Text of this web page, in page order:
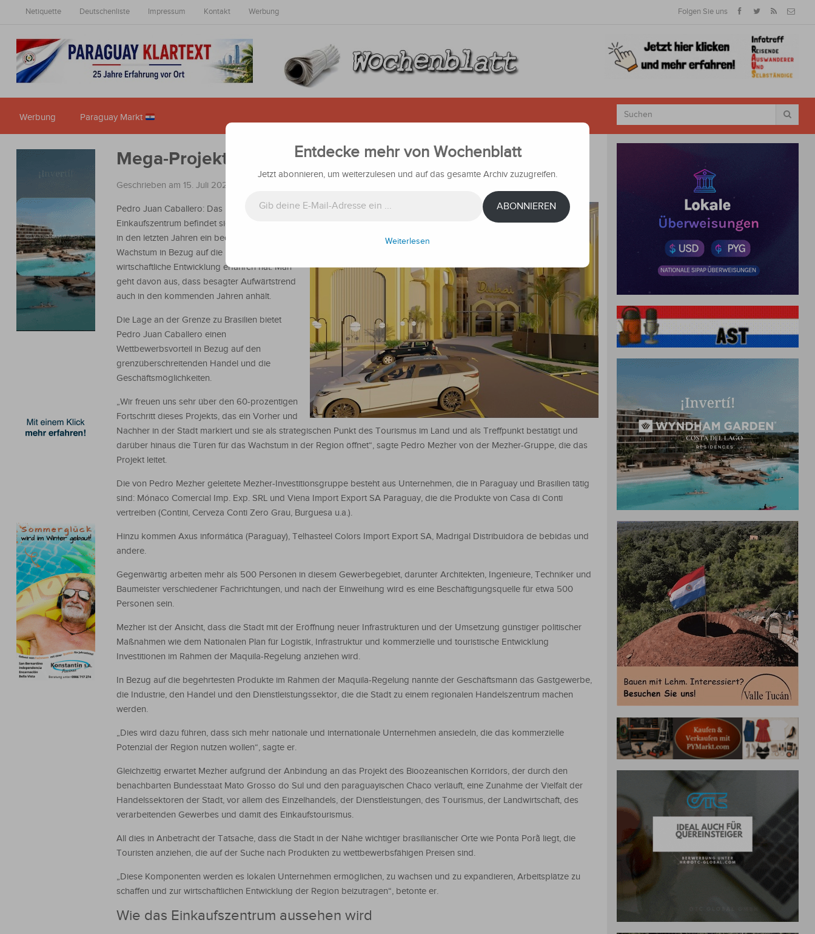
Netiquette Deutschenliste Impressum Kontakt Werbung Folgen Sie uns
Werbung Paraguay Markt
Mega-Projekt in PJC bald fertig
Geschrieben am 15. Juli 2023
Pedro Juan Caballero: Das künftige
Einkaufszentrum befindet sich in der Stadt, die
in den letzten Jahren ein bedeutendes
Wachstum in Bezug auf die kommerzielle und
wirtschaftliche Entwicklung erfahren hat. Man
geht davon aus, dass besagter Aufwärtstrend
auch in den kommenden Jahren anhält.
Die Lage an der Grenze zu Brasilien bietet
Pedro Juan Caballero einen
Wettbewerbsvorteil in Bezug auf den
grenzüberschreitenden Handel und die
Geschäftsmöglichkeiten.
„Wir freuen uns sehr über den 60-prozentigen
Fortschritt dieses Projekts, das ein Vorher und
Nachher in der Stadt markiert und sie als strategischen Punkt des Tourismus im Land und als Treffpunkt bestätigt und
darüber hinaus die Türen für das Wachstum in der Region öffnet“, sagte Pedro Mezher von der Mezher-Gruppe, die das
Projekt leitet.
Die von Pedro Mezher geleitete Mezher-Investitionsgruppe besteht aus Unternehmen, die in Paraguay und Brasilien tätig
sind: Mónaco Comercial Imp. Exp. SRL und Viena Import Export SA Paraguay, die die Produkte von Casa di Conti
vertreiben (Contini, Cerveza Conti Zero Grau, Burguesa u.a.).
Hinzu kommen Axus informática (Paraguay), Telhasteel Colors Import Export SA, Madrigal Distribuidora de bebidas und
andere.
Gegenwärtig arbeiten mehr als 500 Personen in diesem Gewerbegebiet, darunter Architekten, Ingenieure, Techniker und
Baumeister verschiedener Fachrichtungen, und nach der Einweihung wird es eine Beschäftigungsquelle für etwa 500
Personen sein.
Mezher ist der Ansicht, dass die Stadt mit der Eröffnung neuer Infrastrukturen und der Umsetzung günstiger politischer
Maßnahmen wie dem Nationalen Plan für Logistik, Infrastruktur und kommerzielle und touristische Entwicklung
Investitionen im Rahmen der Maquila-Regelung anziehen wird.
In Bezug auf die begehrtesten Produkte im Rahmen der Maquila-Regelung nannte der Geschäftsmann das Gastgewerbe,
die Industrie, den Handel und den Dienstleistungssektor, die die Stadt zu einem regionalen Handelszentrum machen
werden.
„Dies wird dazu führen, dass sich mehr nationale und internationale Unternehmen ansiedeln, die das kommerzielle
Potenzial der Region nutzen wollen“, sagte er.
Gleichzeitig erwartet Mezher aufgrund der Anbindung an das Projekt des Bioozeanischen Korridors, der durch den
benachbarten Bundesstaat Mato Grosso do Sul und den paraguayischen Chaco verläuft, eine Zunahme der Vielfalt der
Handelssektoren der Stadt, vor allem des Einzelhandels, der Dienstleistungen, des Tourismus, der Landwirtschaft, des
verarbeitenden Gewerbes und damit des Einkaufstourismus.
All dies in Anbetracht der Tatsache, dass die Stadt in der Nähe wichtiger brasilianischer Orte wie Ponta Porã liegt, die
Touristen anziehen, die auf der Suche nach Produkten zu wettbewerbsfähigen Preisen sind.
„Diese Komponenten werden es lokalen Unternehmen ermöglichen, zu wachsen und zu expandieren, Arbeitsplätze zu
schaffen und zur wirtschaftlichen Entwicklung der Region beizutragen“, betonte er.
Wie das Einkaufszentrum aussehen wird
Entdecke mehr von Wochenblatt
Jetzt abonnieren, um weiterzulesen und auf das gesamte Archiv zuzugreifen.
ABONNIEREN
Weiterlesen